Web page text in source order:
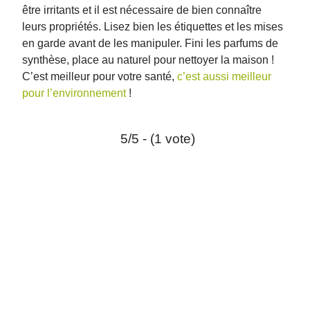
être irritants et il est nécessaire de bien connaître
leurs propriétés. Lisez bien les étiquettes et les mises
en garde avant de les manipuler. Fini les parfums de
synthèse, place au naturel pour nettoyer la maison !
C’est meilleur pour votre santé,c’est aussi meilleur
pour l’environnement !
5/5 - (1 vote)